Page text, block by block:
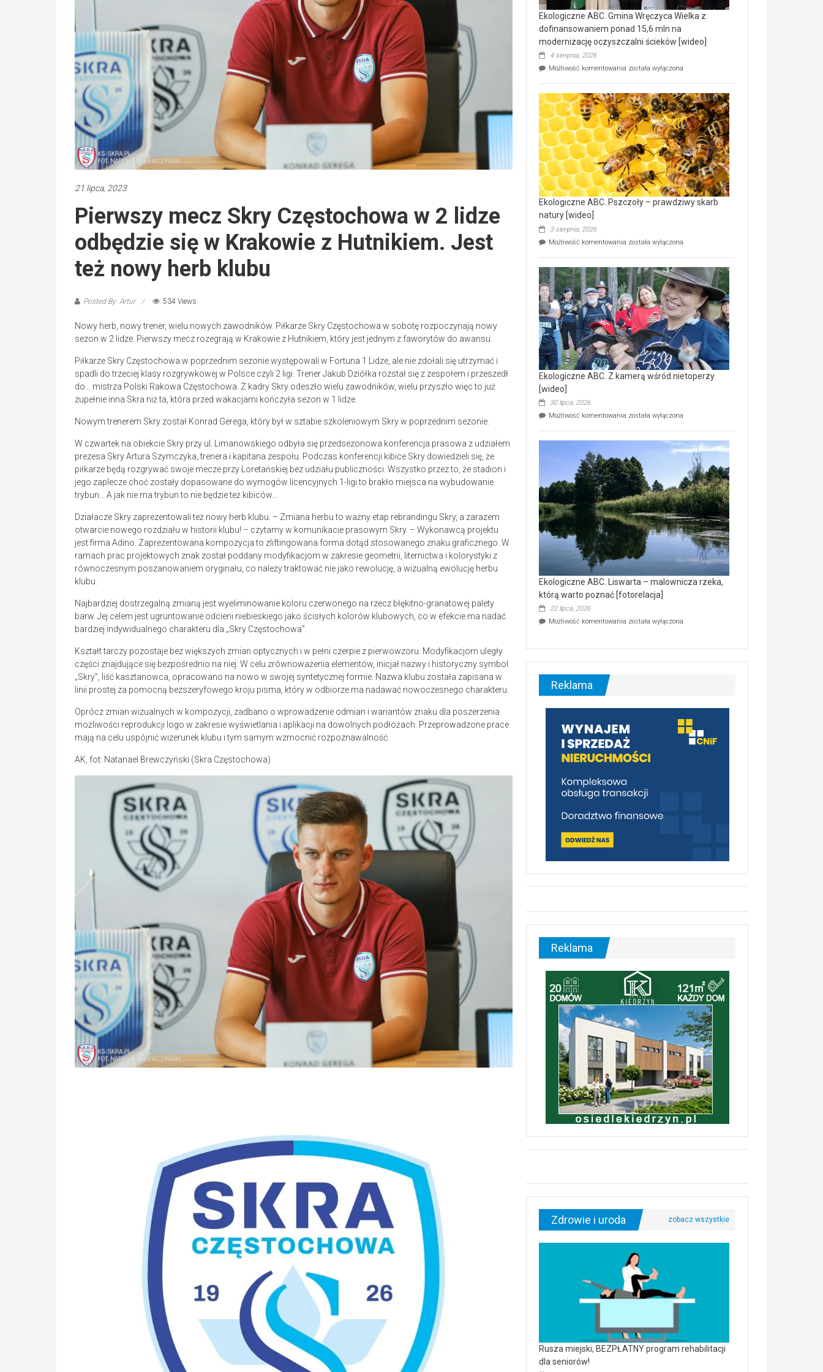
21 lipca, 2023
Pierwszy mecz Skry Częstochowa w 2 lidze
odbędzie się w Krakowie z Hutnikiem. Jest
też nowy herb klubu
Posted By: Artur 534 Views
Nowy herb, nowy trener, wielu nowych zawodników. Piłkarze Skry Częstochowa w sobotę rozpoczynają nowy
sezon w 2 lidze. Pierwszy mecz rozegrają w Krakowie z Hutnikiem, który jest jednym z faworytów do awansu.
Piłkarze Skry Częstochowa w poprzednim sezonie występowali w Fortuna 1 Lidze, ale nie zdołali się utrzymać i
spadli do trzeciej klasy rozgrywkowej w Polsce czyli 2 ligi. Trener Jakub Dziółka rozstał się z zespołem i przeszedł
do… mistrza Polski Rakowa Częstochowa. Z kadry Skry odeszło wielu zawodników, wielu przyszło więc to już
zupełnie inna Skra niż ta, która przed wakacjami kończyła sezon w 1 lidze.
Nowym trenerem Skry został Konrad Gerega, który był w sztabie szkoleniowym Skry w poprzednim sezonie.
W czwartek na obiekcie Skry przy ul. Limanowskiego odbyła się przedsezonowa konferencja prasowa z udziałem
prezesa Skry Artura Szymczyka, trenera i kapitana zespołu. Podczas konferencji kibice Skry dowiedzieli się, że
piłkarze będą rozgrywać swoje mecze przy Loretańskiej bez udziału publiczności. Wszystko przez to, że stadion i
jego zaplecze choć zostały dopasowane do wymogów licencyjnych 1-ligi to brakło miejsca na wybudowanie
trybun… A jak nie ma trybun to nie będzie też kibiców…
Działacze Skry zaprezentowali też nowy herb klubu. – Zmiana herbu to ważny etap rebrandingu Skry, a zarazem
otwarcie nowego rozdziału w historii klubu! – czytamy w komunikacie prasowym Skry. – Wykonawcą projektu
jest firma Adino. Zaprezentowana kompozycja to zliftingowana forma dotąd stosowanego znaku graficznego. W
ramach prac projektowych znak został poddany modyfikacjom w zakresie geometrii, liternictwa i kolorystyki z
równoczesnym poszanowaniem oryginału, co należy traktować nie jako rewolucję, a wizualną ewolucję herbu
klubu.
Najbardziej dostrzegalną zmianą jest wyeliminowanie koloru czerwonego na rzecz błękitno-granatowej palety
barw. Jej celem jest ugruntowanie odcieni niebieskiego jako ścisłych kolorów klubowych, co w efekcie ma nadać
bardziej indywidualnego charakteru dla „Skry Częstochowa”.
Kształt tarczy pozostaje bez większych zmian optycznych i w pełni czerpie z pierwowzoru. Modyfikacjom uległy
części znajdujące się bezpośrednio na niej. W celu zrównoważenia elementów, inicjał nazwy i historyczny symbol
„Skry”, liść kasztanowca, opracowano na nowo w swojej syntetycznej formie. Nazwa klubu została zapisana w
linii prostej za pomocną bezszeryfowego kroju pisma, który w odbiorze ma nadawać nowoczesnego charakteru.
Oprócz zmian wizualnych w kompozycji, zadbano o wprowadzenie odmian i wariantów znaku dla poszerzenia
możliwości reprodukcji logo w zakresie wyświetlania i aplikacji na dowolnych podłożach. Przeprowadzone prace
mają na celu uspójnić wizerunek klubu i tym samym wzmocnić rozpoznawalność.
AK, fot: Natanael Brewczyński (Skra Częstochowa)
Ekologiczne ABC. Gmina Wręczyca Wielka z
dofinansowaniem ponad 15,6 mln na
modernizację oczyszczalni ścieków [wideo]
4 sierpnia, 2026
Możliwość komentowania Ekologiczne
Wręczyca
Wielka
z
dofinansowaniem
ponad
15,6
mln
na
modernizację
oczyszczalni
ścieków
[wideo]
została wyłączona
Ekologiczne ABC. Pszczoły – prawdziwy skarb
natury [wideo]
3 sierpnia, 2026
Możliwość komentowania Ekologiczne
–
prawdziwy
skarb
natury
[wideo]
została wyłączona
Ekologiczne ABC. Z kamerą wśród nietoperzy
[wideo]
30 lipca, 2026
Możliwość komentowania Ekologiczne
wśród
nietoperzy
[wideo]
została wyłączona
Ekologiczne ABC. Liswarta – malownicza rzeka,
którą warto poznać [fotorelacja]
22 lipca, 2026
Możliwość komentowania Ekologiczne
–
malownicza
[fotorelacja]
została wyłączona
Reklama
Reklama
Zdrowie i uroda
Rusza miejski, BEZPŁATNY program rehabilitacji
dla seniorów!